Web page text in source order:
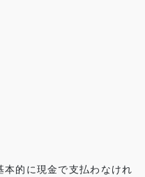
的に現金で支払わなけれ